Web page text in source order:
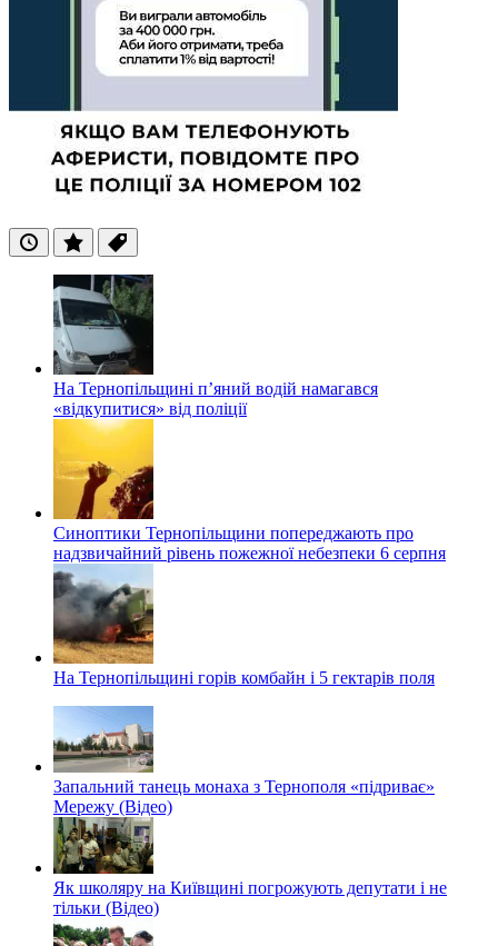
ОстанніПопулярні
Теги
На Тернопільщині п’яний водій намагався
«відкупитися» від поліції
Синоптики Тернопільщини попереджають про
надзвичайний рівень пожежної небезпеки 6 серпня
На Тернопільщині горів комбайн і 5 гектарів поля
Запальний танець монаха з Тернополя «підриває»
Мережу (Відео)
Як школяру на Київщині погрожують депутати і не
тільки (Відео)